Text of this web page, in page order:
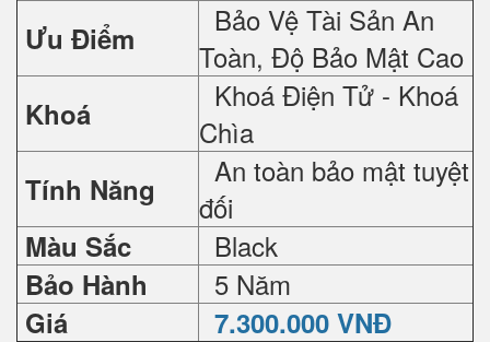
Ưu Điểm
Bảo Vệ Tài Sản An
Toàn, Độ Bảo Mật Cao
Khoá
Khoá Điện Tử - Khoá
Chìa
Tính Năng
An toàn bảo mật tuyệt
đối
Màu Sắc Black
Bảo Hành 5 Năm
Giá 7.300.000 VNĐ